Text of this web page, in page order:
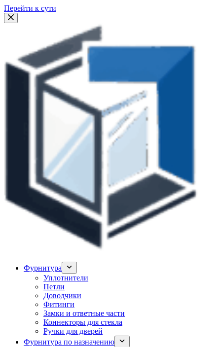
Перейти к сути
Фурнитура
Уплотнители
Петли
Доводчики
Фитинги
Замки и ответные части
Коннекторы для стекла
Ручки для дверей
Фурнитура по назначению